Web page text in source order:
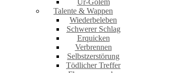
Ur-Golem
Talente & Wappen
Wiederbeleben
Schwerer Schlag
Erquicken
Verbrennen
Selbstzerstörung
Tödlicher Treffer